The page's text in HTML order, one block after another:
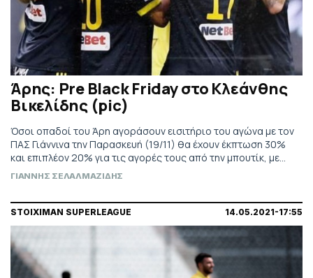
Άρης: Pre Black Friday στο Κλεάνθης
Βικελίδης (pic)
Όσοι οπαδοί του Άρη αγοράσουν εισιτήριο του αγώνα με τον
ΠΑΣ Γιάννινα την Παρασκευή (19/11) θα έχουν έκπτωση 30%
και επιπλέον 20% για τις αγορές τους από την μπουτίκ, με
απόφαση του Θόδωρου Καρυπίδη.
ΓΙΑΝΝΗΣ ΣΕΛΑΛΜΑΖΙΔΗΣ
STOIXIMAN SUPERLEAGUE 14.05.2021-17:55